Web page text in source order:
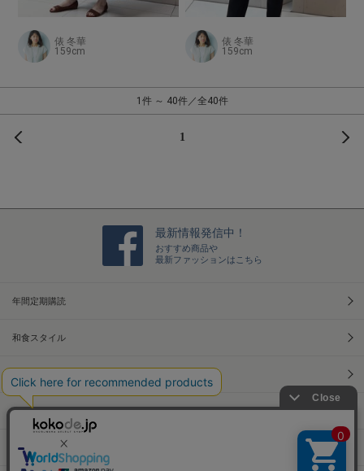
俵 冬華
159cm
俵 冬華
159cm
1件 ～ 40件／全40件
1
最新情報発信中！
おすすめ商品や
最新ファッションはこちら
年間定期購読
和食スタイル
本屋さんへ行こう！キャンペーン
Information